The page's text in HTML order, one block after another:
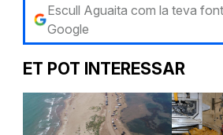
Escull Aguaita com la teva
Google
ET POT INTERESSAR